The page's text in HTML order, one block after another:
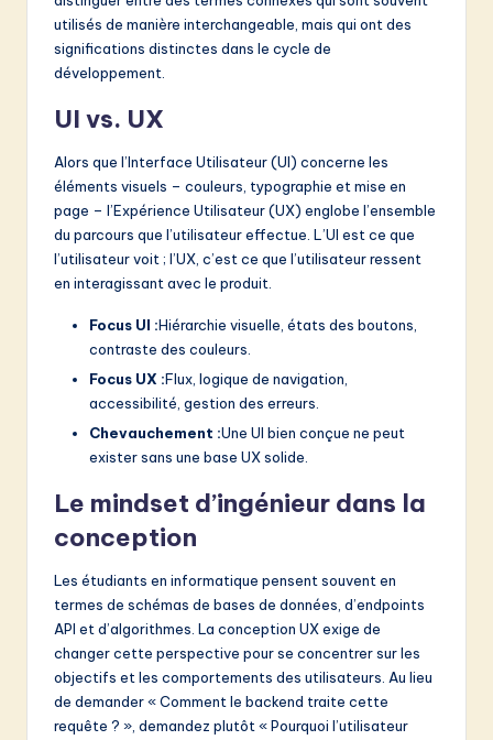
utilisés de manière interchangeable, mais qui ont des
significations distinctes dans le cycle de
développement.
UI vs. UX
Alors que l’Interface Utilisateur (UI) concerne les
éléments visuels – couleurs, typographie et mise en
page – l’Expérience Utilisateur (UX) englobe l’ensemble
du parcours que l’utilisateur effectue. L’UI est ce que
l’utilisateur voit ; l’UX, c’est ce que l’utilisateur ressent
en interagissant avec le produit.
Focus UI :Hiérarchie visuelle, états des boutons,
contraste des couleurs.
Focus UX :Flux, logique de navigation,
accessibilité, gestion des erreurs.
Chevauchement :Une UI bien conçue ne peut
exister sans une base UX solide.
Le mindset d’ingénieur dans la
conception
Les étudiants en informatique pensent souvent en
termes de schémas de bases de données, d’endpoints
API et d’algorithmes. La conception UX exige de
changer cette perspective pour se concentrer sur les
objectifs et les comportements des utilisateurs. Au lieu
de demander « Comment le backend traite cette
requête ? », demandez plutôt « Pourquoi l’utilisateur